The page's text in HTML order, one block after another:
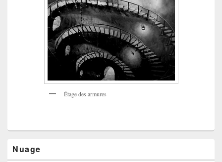
Étage des armures
Nuage